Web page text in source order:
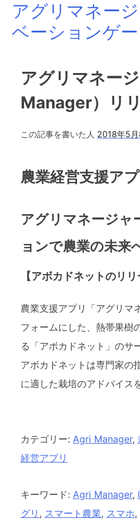
Skipアグリマネー
ベーションゲ
アグリマネー
Manager）リ
この記事を書いた人 2018年5月
農業経営支援ア
アグリマネージャ
ョンで農業の未来
【アボカドネットのリリ
農業支援アプリ「アグリマ
フォームにした、熱帯果樹
る「アボカドネット」のサ
アボカドネットは専門家の
に適した栽培のアドバイス
カテゴリー: Agri Manager,
経営アプリ
キーワード: Agri Manager,
グリ , スマート農業, スマホ,